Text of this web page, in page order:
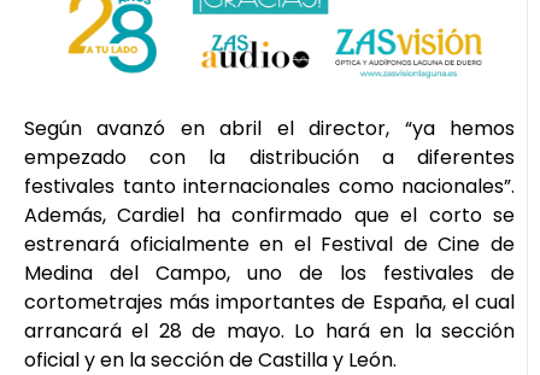
Según avanzó en abril el director, “ya hemos
empezado con la distribución a diferentes
festivales tanto internacionales como nacionales”.
Además, Cardiel ha confirmado que el corto se
estrenará oficialmente en el Festival de Cine de
Medina del Campo, uno de los festivales de
cortometrajes más importantes de España, el cual
arrancará el 28 de mayo. Lo hará en la sección
oficial y en la sección de Castilla y León.